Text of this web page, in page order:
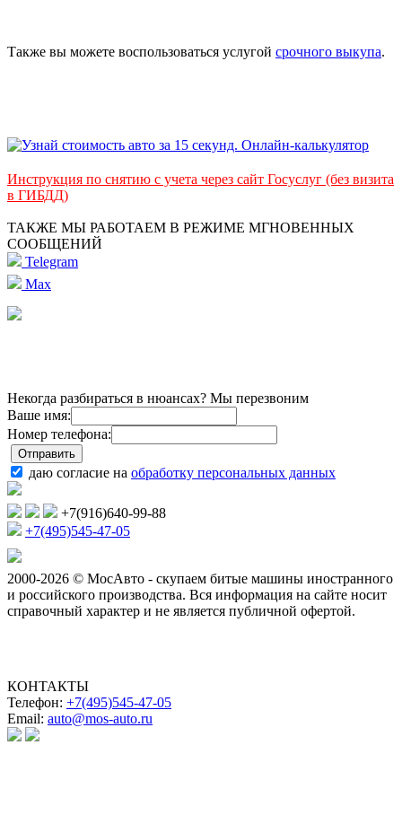
Также вы можете воспользоваться услугой срочного выкупа.
Инструкция по снятию с учета через сайт Госуслуг (без визита
в ГИБДД)
ТАКЖЕ МЫ РАБОТАЕМ В РЕЖИМЕ МГНОВЕННЫХ
СООБЩЕНИЙ
Telegram
Max
Некогда разбираться в нюансах? Мы перезвоним
Ваше имя:
Номер телефона:
даю согласие на обработку персональных данных
+7(916)640-99-88
+7(495)545-47-05
2000-2026 © МосАвто - скупаем битые машины иностранного
и российского производства. Вся информация на сайте носит
справочный характер и не является публичной офертой.
КОНТАКТЫ
Телефон: +7(495)545-47-05
Email: auto@mos-auto.ru